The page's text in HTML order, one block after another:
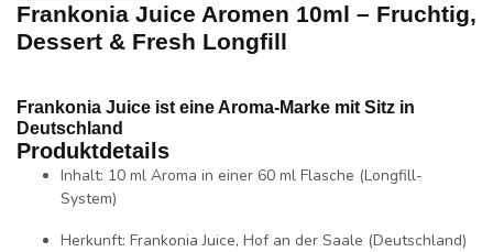
Frankonia Juice Aromen 10ml – Fruchtig,
Dessert & Fresh Longfill
Frankonia Juice ist eine Aroma-Marke mit Sitz in
Deutschland
Produktdetails
Inhalt: 10 ml Aroma in einer 60 ml Flasche (Longfill-
System)
Herkunft: Frankonia Juice, Hof an der Saale (Deutschland)